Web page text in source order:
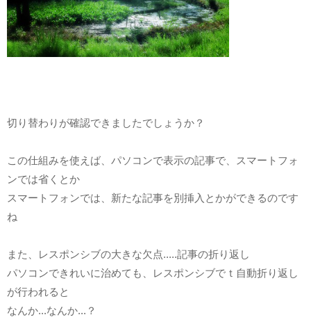
切り替わりが確認できましたでしょうか？
この仕組みを使えば、パソコンで表示の記事で、スマートフォ
ンでは省くとか
スマートフォンでは、新たな記事を別挿入とかができるのです
ね
また、レスポンシブの大きな欠点.....記事の折り返し
パソコンできれいに治めても、レスポンシブでｔ自動折り返し
が行われると
なんか...なんか...？